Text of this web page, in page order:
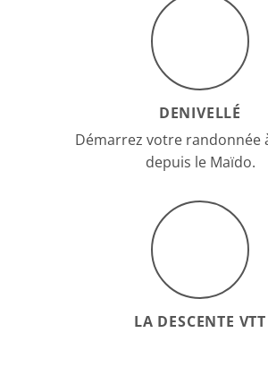
DENIVELLÉ
Démarrez votre randonnée
depuis le Maïdo.
LA DESCENTE VTT